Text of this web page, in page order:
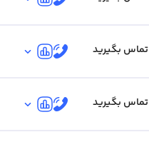
تماس بگیرید
تماس بگیرید